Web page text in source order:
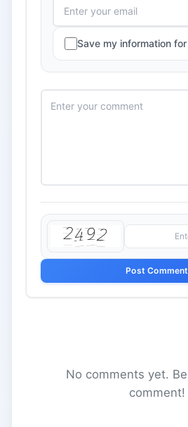
Save my information
Post Comment
No comments yet.
comment!